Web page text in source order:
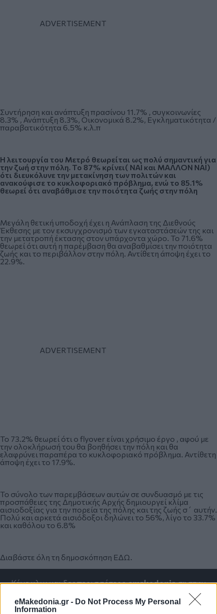
eMakedonia.gr - Do Not Process My Personal
Information
Συντήρηση και ανάπτυξη πρασίνου 11.7% , συγκοινωνίες
8.3% , Ανάπτυξη 8.3%, Οικονομικά 8.2%, Εγκληματικότητα /
παραβατικότητα 6.5% κ.λ.π
Η λειτουργία του Μετρό θεωρείται ως πολύ σημαντική για
την ζωή στην πόλη. Το 87% κρίνει( ΝΑΙ και ΜΑΛΛΟΝ ΝΑΙ)
ότι διευκόλυνε την μετακίνηση των πολιτών και
ανακούφισε το κυκλοφοριακό πρόβλημα, ενώ το 85.1%
θεωρεί ότι αναβάθμισε την ποιότητα ζωής στην πόλη
Μεγάλη θετική υποδοχή έχει η Ανάπλαση της Διεθνούς
Έκθεσης με τον εκσυγχρονισμό των εγκαταστάσεών της και
την μετατροπή έκτασης στον υπάρχοντα χώρο. Το 71.6%
θεωρεί ότι αυτή η παρέμβαση θα αναβαθμίσει την ποιότητα
ζωής και το περιβάλλον στην πόλη. Αντίθετη άποψη έχει το
22.9%.
Το 73.2% θεωρεί ότι ο flyover είναι χρήσιμο έργο , αφού με
την ολοκλήρωσή του θα βοηθήσει την πόλη και θα
ελαφρύνει παραπέρα το κυκλοφοριακό πρόβλημα. Αντίθετη
άποψη έχει το 17.9%.
Το σύνολο των παρεμβάσεων αυτών σε συνδυασμό με τις
προσπάθειες της Δημοτικής Αρχής δημιουργεί κλίμα
αισιοδοξίας για την πορεία της πόλης και της ζωής σ΄ αυτήν.
Πολύ και αρκετά αισιόδοξοι δηλώνει το 56%, λίγο το 33.7%
και καθόλου το 6.8%
Διαβάστε όλη τη δημοσκόπηση ΕΔΩ.
Κάνε κλικ και δες περισσότεροemakedonia.grστην
Πρόσθεσέ το στην Google